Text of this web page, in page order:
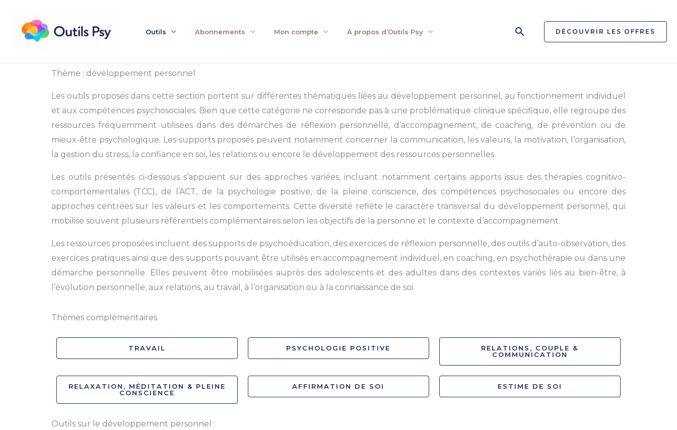
contenu
Outils Abonnements Mon compte À propos d’Outils Psy RechercherDÉCOUVRIR LES OFFRES
Thème : développement personnel
Les outils proposés dans cette section portent sur différentes thématiques liées au développement personnel, au fonctionnement individuel
et aux compétences psychosociales. Bien que cette catégorie ne corresponde pas à une problématique clinique spécifique, elle regroupe des
ressources fréquemment utilisées dans des démarches de réflexion personnelle, d’accompagnement, de coaching, de prévention ou de
mieux-être psychologique. Les supports proposés peuvent notamment concerner la communication, les valeurs, la motivation, l’organisation,
la gestion du stress, la confiance en soi, les relations ou encore le développement des ressources personnelles.
Les outils présentés ci-dessous s’appuient sur des approches variées, incluant notamment certains apports issus des thérapies cognitivo-
comportementales (TCC), de l’ACT, de la psychologie positive, de la pleine conscience, des compétences psychosociales ou encore des
approches centrées sur les valeurs et les comportements. Cette diversité reflète le caractère transversal du développement personnel, qui
mobilise souvent plusieurs référentiels complémentaires selon les objectifs de la personne et le contexte d’accompagnement.
Les ressources proposées incluent des supports de psychoéducation, des exercices de réflexion personnelle, des outils d’auto-observation, des
exercices pratiques ainsi que des supports pouvant être utilisés en accompagnement individuel, en coaching, en psychothérapie ou dans une
démarche personnelle. Elles peuvent être mobilisées auprès des adolescents et des adultes dans des contextes variés liés au bien-être, à
l’évolution personnelle, aux relations, au travail, à l’organisation ou à la connaissance de soi.
Thèmes complémentaires
TRAVAIL PSYCHOLOGIE POSITIVE
RELATIONS, COUPLE &
COMMUNICATION
RELAXATION, MÉDITATION & PLEINE
CONSCIENCE
AFFIRMATION DE SOI ESTIME DE SOI
Outils sur le développement personnel :